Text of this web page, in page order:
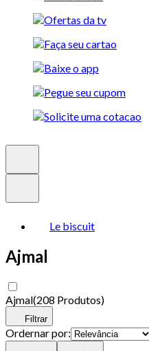
Le biscuit
Ajmal
Ajmal(208 Produtos)
Filtrar
Ordernar por: